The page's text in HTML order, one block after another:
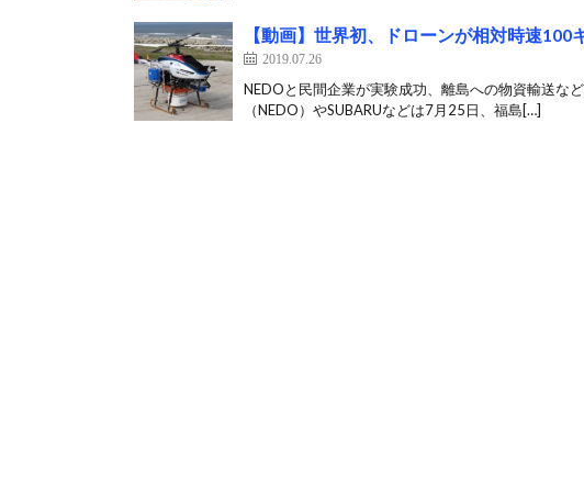
【動画】世界初、ドローンが相対時速
2019.07.26
NEDOと民間企業が実験成功、離島への物資輸送な
（NEDO）やSUBARUなどは7月25日、福島[…]